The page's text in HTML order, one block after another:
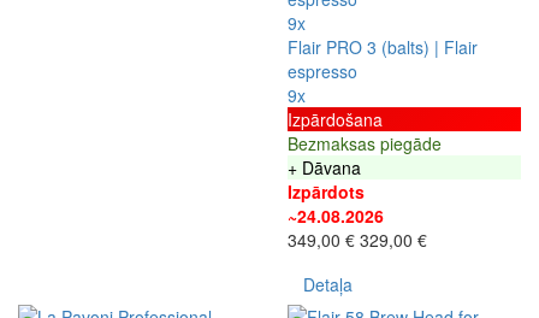
9x
Flair PRO 3 (balts) | Flair
espresso
9x
Izpārdošana
Bezmaksas piegāde
+ Dāvana
Izpārdots
~24.08.2026
349,00 € 329,00 €
Detaļa